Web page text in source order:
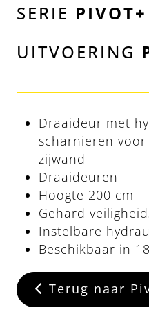
SERIE
UITVOERING
Draaideur met
scharnieren
zijwand
Draaideuren
Hoogte 200 cm
Gehard
Instelbare
Beschikbaar in
Terug naar